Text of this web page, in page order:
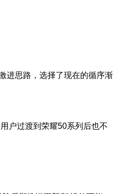
进思路，选择了现在的循序渐
户过渡到荣耀50系列后也不